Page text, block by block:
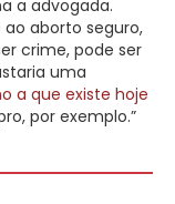
a advogada.
aborto seguro,
crime, pode ser
uma
a que existe hoje
por exemplo.”